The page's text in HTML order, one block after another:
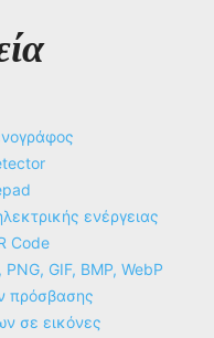
ενέργειας
Code
GIF, BMP, WebP
πρόσβασης
σε εικόνες